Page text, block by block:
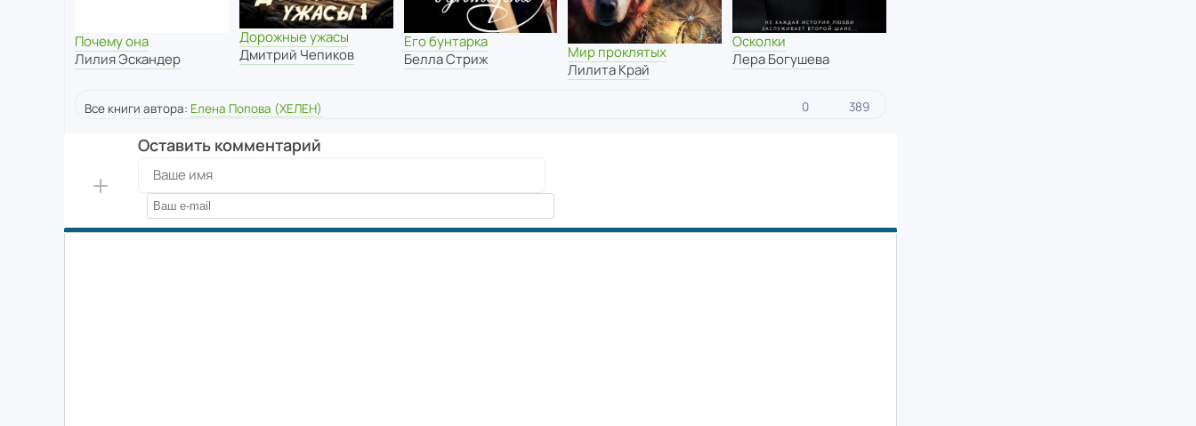
Почему она
Лилия Эскандер
Дорожные ужасы
Дмитрий Чепиков
Его бунтарка
Белла Стриж
Мир проклятых
Лилита Край
Осколки
Лера Богушева
Все книги автора: Елена Попова (ХЕЛЕН) 0 389
Оставить комментарий